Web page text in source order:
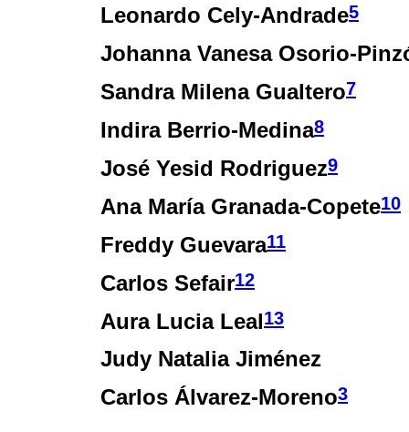
Leonardo Cely-Andrade5
Johanna Vanesa Osorio-
Sandra Milena Gualtero7
Indira Berrio-Medina8
José Yesid Rodriguez9
Ana María Granada-Copete10
Freddy Guevara11
Carlos Sefair12
Aura Lucia Leal13
Judy Natalia Jiménez
Carlos Álvarez-Moreno3